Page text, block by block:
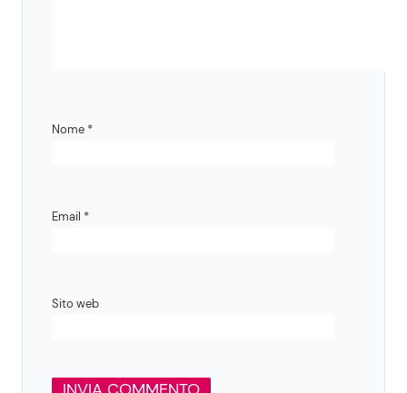
Nome *
Email *
Sito web